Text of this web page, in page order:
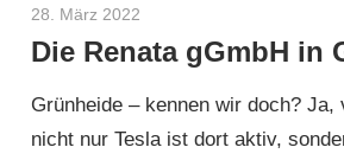
28. März 2022
Die Renata gGmbH in
Grünheide – kennen wir doch? Ja,
nicht nur Tesla ist dort aktiv,